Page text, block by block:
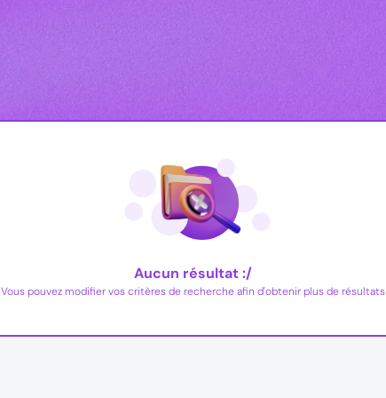
Aucun résultat :/
Vous pouvez modifier vos critères de recherche afin d'obtenir plus de résultats